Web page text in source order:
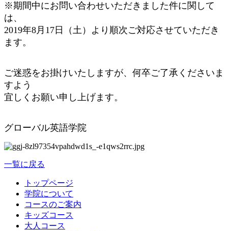
※期間中にお問い合わせいただきました件に関して
は、
2019年8月17日（土）より順次ご対応させていただき
ます。
ご迷惑をお掛けいたしますが、何卒ご了承くださいま
すよう
宜しくお願い申し上げます。
グローバル英語学院
一覧に戻る
トップページ
学院について
コースのご案内
キッズコース
大人コース